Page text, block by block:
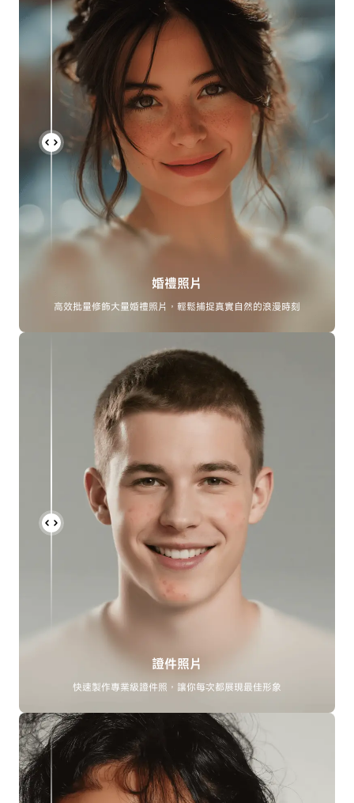
婚禮照片
高效批量修飾大量婚禮照片，輕鬆捕捉真實自然的浪漫時刻
證件照片
快速製作專業級證件照，讓你每次都展現最佳形象